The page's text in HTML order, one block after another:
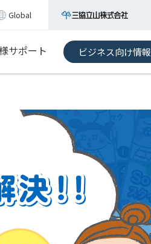
Global
サポート ビジネス向け情報